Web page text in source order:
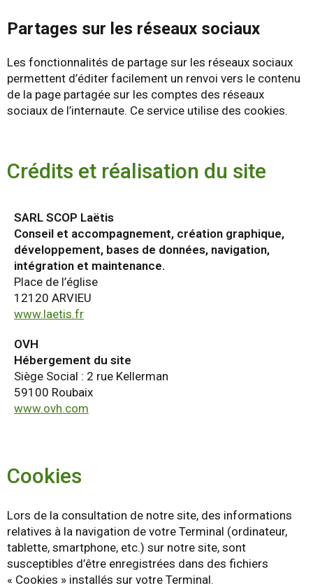
Partages sur les réseaux sociaux
Les fonctionnalités de partage sur les réseaux sociaux
permettent d’éditer facilement un renvoi vers le contenu
de la page partagée sur les comptes des réseaux
sociaux de l’internaute. Ce service utilise des cookies.
Crédits et réalisation du site
SARL SCOP Laëtis
Conseil et accompagnement, création graphique,
développement, bases de données, navigation,
intégration et maintenance.
Place de l’église
12120 ARVIEU
www.laetis.fr
OVH
Hébergement du site
Siège Social : 2 rue Kellerman
59100 Roubaix
www.ovh.com
Cookies
Lors de la consultation de notre site, des informations
relatives à la navigation de votre Terminal (ordinateur,
tablette, smartphone, etc.) sur notre site, sont
susceptibles d’être enregistrées dans des fichiers
« Cookies » installés sur votre Terminal.